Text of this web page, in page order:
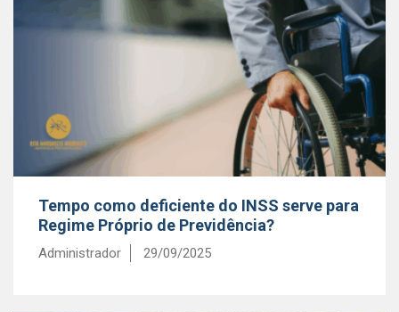
Tempo como deficiente do INSS serve para
Regime Próprio de Previdência?
Administrador 29/09/2025